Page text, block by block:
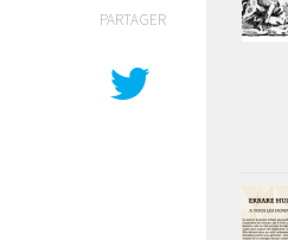
PARTAGER